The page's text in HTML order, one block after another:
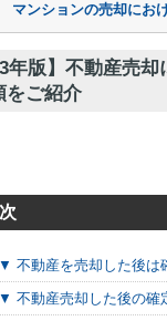
マンションの売却にお
年版】不動産売
をご紹介
▼ 不動産を売却した後は
▼ 不動産売却した後の確